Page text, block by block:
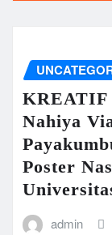
KREATIF
Nahiya
Poster
admin